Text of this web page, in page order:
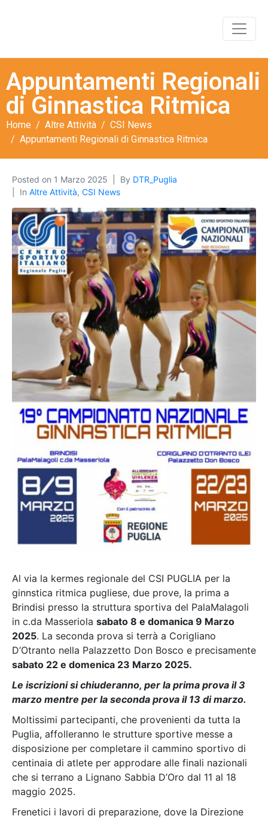
Appuntamenti Regionali
di Ginnastica Ritmica
Home Altre Attività
CSI News
Appuntamenti Regionali di Ginnastica Ritmica
Posted on 1 Marzo 2025 By DTR_Puglia
In Altre Attività, CSI News
Al via la kermes regionale del CSI PUGLIA per la
ginnstica ritmica pugliese, due prove, la prima a
Brindisi presso la struttura sportiva del PalaMalagoli
in c.da Masseriola sabato 8 e domanica 9 Marzo
2025. La seconda prova si terrà a Corigliano
D’Otranto nella Palazzetto Don Bosco e precisamente
sabato 22 e domenica 23 Marzo 2025.
Le iscrizioni si chiuderanno, per la prima prova il 3
marzo mentre per la seconda prova il 13 di marzo.
Moltissimi partecipanti, che provenienti da tutta la
Puglia, affolleranno le strutture sportive messe a
disposizione per completare il cammino sportivo di
centinaia di atlete per approdare alle finali nazionali
che si terrano a Lignano Sabbia D’Oro dal 11 al 18
maggio 2025.
Frenetici i lavori di preparazione, dove la Direzione